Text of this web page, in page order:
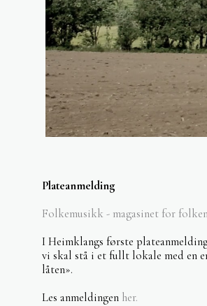
Plateanmelding
Folkemusikk - magasinet for
I Heimklangs første
vi skal stå i et fullt lokale med en
låten».
Les anmeldingen her.